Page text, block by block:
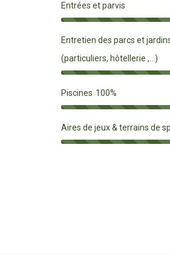
Entrées et parvis
Entretien des parcs et
(particuliers, hôtellerie ,...)
Piscines 100%
Aires de jeux & terrains de